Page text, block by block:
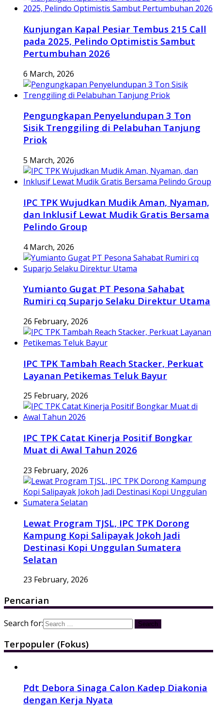
Kunjungan Kapal Pesiar Tembus 215 Call
pada 2025, Pelindo Optimistis Sambut
Pertumbuhan 2026
6 March, 2026
Pengungkapan Penyelundupan 3 Ton
Sisik Trenggiling di Pelabuhan Tanjung
Priok
5 March, 2026
IPC TPK Wujudkan Mudik Aman, Nyaman,
dan Inklusif Lewat Mudik Gratis Bersama
Pelindo Group
4 March, 2026
Yumianto Gugat PT Pesona Sahabat
Rumiri cq Suparjo Selaku Direktur Utama
26 February, 2026
IPC TPK Tambah Reach Stacker, Perkuat
Layanan Petikemas Teluk Bayur
25 February, 2026
IPC TPK Catat Kinerja Positif Bongkar
Muat di Awal Tahun 2026
23 February, 2026
Lewat Program TJSL, IPC TPK Dorong
Kampung Kopi Salipayak Jokoh Jadi
Destinasi Kopi Unggulan Sumatera
Selatan
23 February, 2026
Pencarian
Search for:
Terpopuler (Fokus)
Pdt Debora Sinaga Calon Kadep Diakonia
dengan Kerja Nyata